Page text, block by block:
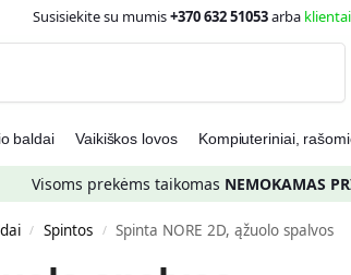
Susisiekite su mumis+370 632 51053arba
baldai Vaikiškos lovos Kompiuteriniai,
Visoms prekėms taikomas NEMOKAMAS
/ Spintos / Spinta NORE 2D, ąžuolo spalvos